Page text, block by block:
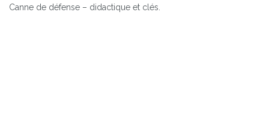
Canne de défense – didactique et clés.